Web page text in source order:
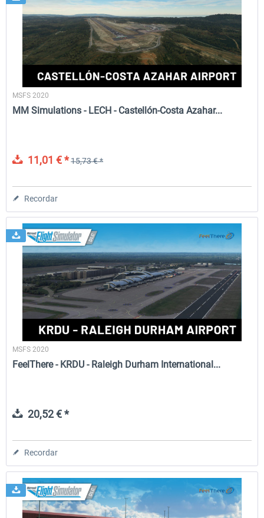
MSFS 2020
MM Simulations - LECH - Castellón-Costa Azahar...
11,01 € *15,73 € *
Recordar
MSFS 2020
FeelThere - KRDU - Raleigh Durham International...
20,52 € *
Recordar